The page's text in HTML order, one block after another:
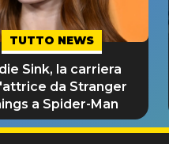
TUTTO NEWS
Sink, la carriera
da Stranger
a Spider-Man